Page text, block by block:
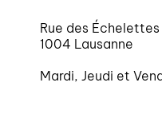
Rue des Échelettes
1004 Lausanne
Mardi, Jeudi et